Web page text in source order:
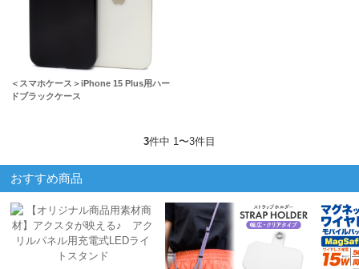
＜スマホケース＞iPhone 15 Plus用ハー
ドブラックケース
3件中 1〜3件目
おすすめ商品